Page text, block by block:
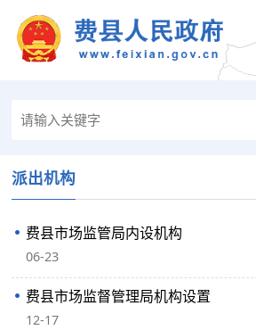
派出机构
费县市场监管局内设机构
06-23
费县市场监督管理局机构设置
12-17